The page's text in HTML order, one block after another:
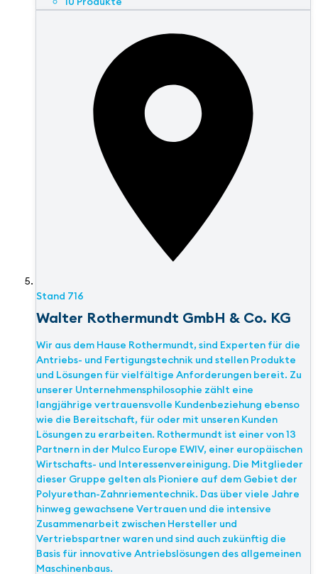
Stand 716
Walter Rothermundt GmbH & Co. KG
Wir aus dem Hause Rothermundt, sind Experten für die
Antriebs- und Fertigungstechnik und stellen Produkte
und Lösungen für vielfältige Anforderungen bereit. Zu
unserer Unternehmensphilosophie zählt eine
langjährige vertrauensvolle Kundenbeziehung ebenso
wie die Bereitschaft, für oder mit unseren Kunden
Lösungen zu erarbeiten. Rothermundt ist einer von 13
Partnern in der Mulco Europe EWIV, einer europäischen
Wirtschafts- und Interessenvereinigung. Die Mitglieder
dieser Gruppe gelten als Pioniere auf dem Gebiet der
Polyurethan-Zahnriementechnik. Das über viele Jahre
hinweg gewachsene Vertrauen und die intensive
Zusammenarbeit zwischen Hersteller und
Vertriebspartner waren und sind auch zukünftig die
Basis für innovative Antriebslösungen des allgemeinen
Maschinenbaus.